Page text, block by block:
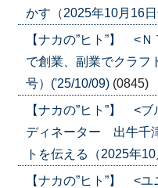
かす（2025年10月16
【ナカの”ヒト”】 <
で創業、副業でクラフ
号）('25/10/09) (0845)
【ナカの”ヒト”】 <
ディネーター 出牛千
トを伝える（2025年
【ナカの”ヒト”】 <